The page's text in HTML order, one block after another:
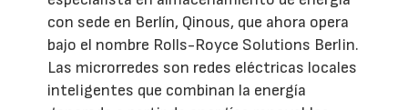
con sede en Berlín, Qinous, que ahora opera
bajo el nombre Rolls-Royce Solutions Berlin.
Las microrredes son redes eléctricas locales
inteligentes que combinan la energía